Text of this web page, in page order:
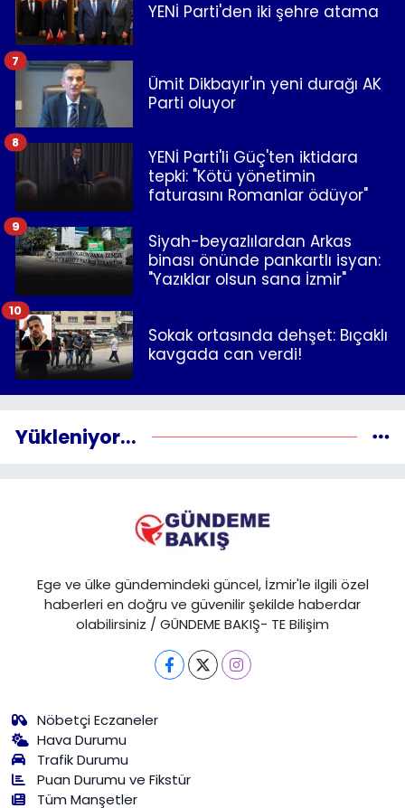
YENİ Parti'den iki şehre atama
Ümit Dikbayır'ın yeni durağı AK
Parti oluyor
7
YENİ Parti'li Güç'ten iktidara
tepki: "Kötü yönetimin
faturasını Romanlar ödüyor"
8
Siyah-beyazlılardan Arkas
binası önünde pankartlı isyan:
"Yazıklar olsun sana İzmir"
9
Sokak ortasında dehşet: Bıçaklı
kavgada can verdi!
10
Yükleniyor...
Ege ve ülke gündemindeki güncel, İzmir'le ilgili özel
haberleri en doğru ve güvenilir şekilde haberdar
olabilirsiniz / GÜNDEME BAKIŞ- TE Bilişim
Nöbetçi Eczaneler
Hava Durumu
Trafik Durumu
Puan Durumu ve Fikstür
Tüm Manşetler